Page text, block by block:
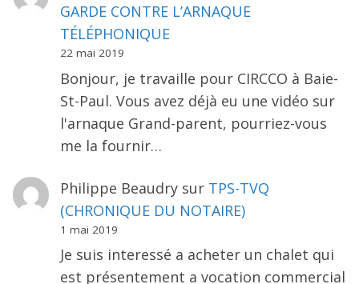
GARDE CONTRE L’ARNAQUE
TÉLÉPHONIQUE
22 mai 2019
Bonjour, je travaille pour CIRCCO à Baie-
St-Paul. Vous avez déjà eu une vidéo sur
l'arnaque Grand-parent, pourriez-vous
me la fournir…
Philippe Beaudrysur TPS-TVQ
(CHRONIQUE DU NOTAIRE)
1 mai 2019
Je suis interessé a acheter un chalet qui
est présentement a vocation commercial